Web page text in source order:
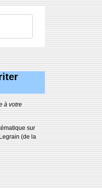
à votre
sur
(de la